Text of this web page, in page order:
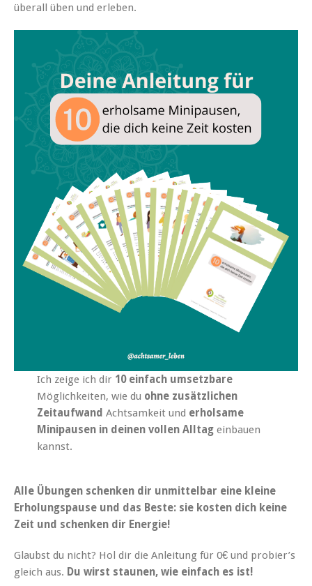
überall üben und erleben.
Ich zeige ich dir 10 einfach umsetzbare
Möglichkeiten, wie du ohne zusätzlichen
Zeitaufwand Achtsamkeit und erholsame
Minipausen in deinen vollen Alltag einbauen
kannst.
Alle Übungen schenken dir unmittelbar eine kleine
Erholungspause und das Beste: sie kosten dich keine
Zeit und schenken dir Energie!
Glaubst du nicht? Hol dir die Anleitung für 0€ und probier’s
gleich aus. Du wirst staunen, wie einfach es ist!